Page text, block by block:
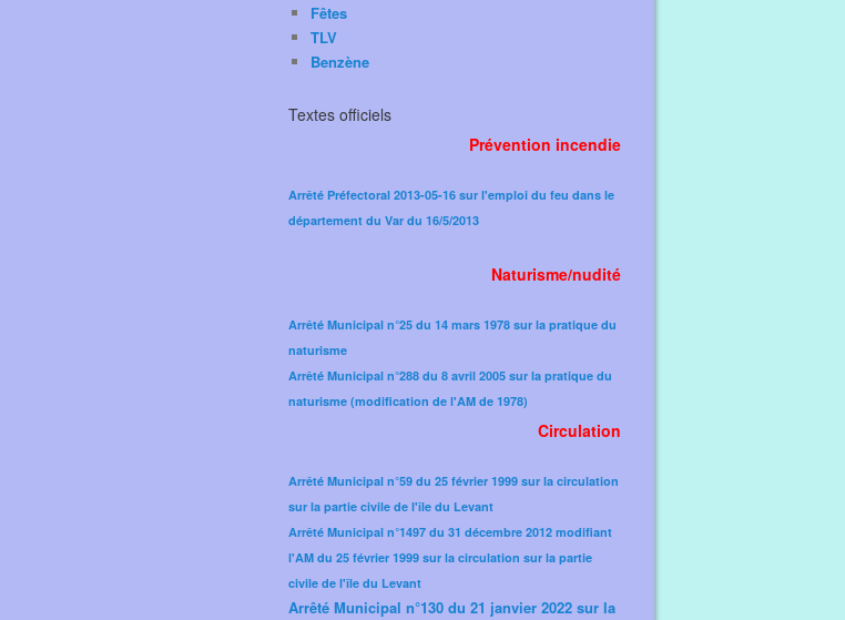
Fêtes
TLV
Benzène
Textes officiels
Prévention incendie
Arrêté Préfectoral 2013-05-16 sur l'emploi du feu dans le
département du Var du 16/5/2013
Naturisme/nudité
Arrêté Municipal n°25 du 14 mars 1978 sur la pratique du
naturisme
Arrêté Municipal n°288 du 8 avril 2005 sur la pratique du
naturisme (modification de l'AM de 1978)​
Circulation
Arrêté Municipal n°59 du 25 février 1999 sur la circulation
sur la partie civile de l'île du Levant
Arrêté Municipal n°1497 du 31 décembre 2012 modifiant
l'AM du 25 février 1999 sur la circulation sur la partie
civile de l'île du Levant
Arrêté Municipal n°130 du 21 janvier 2022 sur la